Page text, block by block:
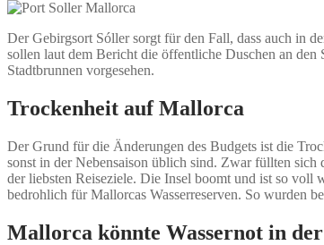
Der Gebirgsort Sóller sorgt für den Fall, dass auch in
sollen laut dem Bericht die öffentliche Duschen an den
Stadtbrunnen vorgesehen.
Trockenheit auf Mallorca
Der Grund für die Änderungen des Budgets ist die
sonst in der Nebensaison üblich sind. Zwar füllten
der liebsten Reiseziele. Die Insel boomt und ist so voll
bedrohlich für Mallorcas Wasserreserven. So wurden
Mallorca könnte Wassernot in der